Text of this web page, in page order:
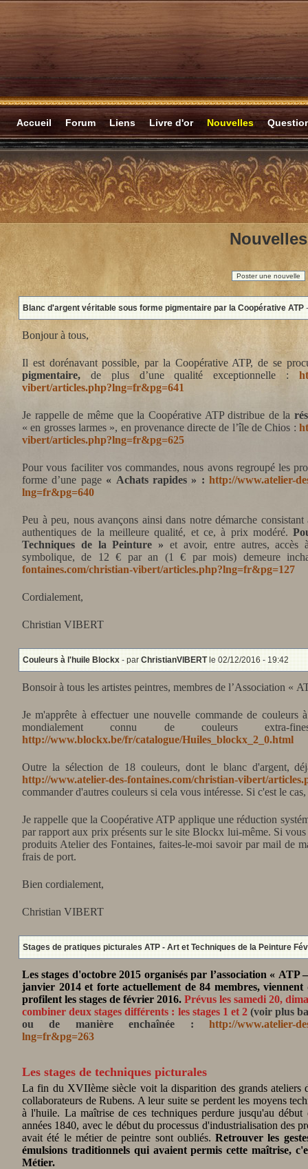
Accueil Forum Liens Livre d'or Nouvelles
Nouvelles
Poster une nouvelle
Blanc d'argent véritable sous forme pigmentaire par la Coopérative ATP
Bonjour à tous,
Il est dorénavant possible, par la Coopérative ATP, de se
pigmentaire, de plus d’une qualité exceptionnelle :
vibert/articles.php?lng=fr&pg=641
Je rappelle de même que la Coopérative ATP distribue de la
« en grosses larmes », en provenance directe de l’île de Chios :
vibert/articles.php?lng=fr&pg=625
Pour vous faciliter vos commandes, nous avons regroupé les
forme d’une page « Achats rapides » : http://www.atelier-
lng=fr&pg=640
Peu à peu, nous avançons ainsi dans notre démarche
authentiques de la meilleure qualité, et ce, à prix modéré.
Techniques de la Peinture » et avoir, entre autres, accès
symbolique, de 12 € par an (1 € par mois) demeure
fontaines.com/christian-vibert/articles.php?lng=fr&pg=127
Cordialement,
Christian VIBERT
Couleurs à l'huile Blockx- parChristianVIBERTle 02/12/2016 - 19:42
Bonsoir à tous les artistes peintres, membres de l’Association «
Je m'apprête à effectuer une nouvelle commande de
mondialement connu de couleurs
http://www.blockx.be/fr/catalogue/Huiles_blockx_2_0.html
Outre la sélection de 18 couleurs, dont le blanc d'argent,
http://www.atelier-des-fontaines.com/christian-vibert/
commander d'autres couleurs si cela vous intéresse. Si c'est le
Je rappelle que la Coopérative ATP applique une réduction
par rapport aux prix présents sur le site Blockx lui-même. Si
produits Atelier des Fontaines, faites-le-moi savoir par mail de
frais de port.
Bien cordialement,
Christian VIBERT
Stages de pratiques picturales ATP - Art et Techniques de la Peinture
Les stages d'octobre 2015 organisés par l’association «
janvier 2014 et forte actuellement de 84 membres,
profilent les stages de février 2016. Prévus les samedi 20,
combiner deux stages différents : les stages 1 et 2(voir plus
ou de manière enchaînée :
http://www.atelier-
lng=fr&pg=263
Les stages de techniques picturales
La fin du XVIIème siècle voit la disparition des grands ateliers
collaborateurs de Rubens. A leur suite se perdent les moyens
à l'huile. La maîtrise de ces techniques perdure jusqu'au
années 1840, avec le début du processus d'industrialisation des
avait été le métier de peintre sont oubliés. Retrouver les
émulsions traditionnels qui avaient permis cette maîtrise,
Métier.